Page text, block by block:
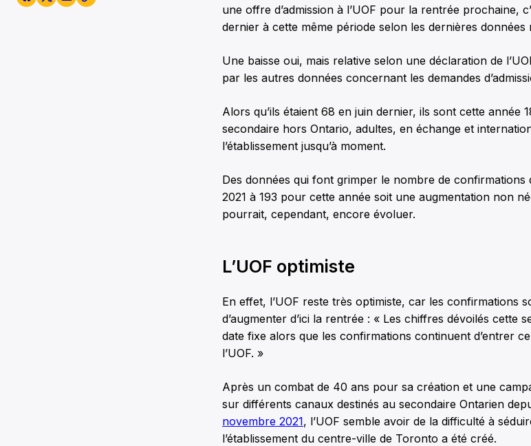
une offre d’admission à l’UOF pour la rentrée prochaine,
dernier à cette même période selon les dernières données
Une baisse oui, mais relative selon une déclaration de
par les autres données concernant les demandes
Alors qu’ils étaient 68 en juin dernier, ils sont cette année
secondaire hors Ontario, adultes, en échange et
l’établissement jusqu’à moment.
Des données qui font grimper le nombre de confirmations
2021 à 193 pour cette année soit une augmentation non
pourrait, cependant, encore évoluer.
L’UOF optimiste
En effet, l’UOF reste très optimiste, car les confirmations
d’augmenter d’ici la rentrée : « Les chiffres dévoilés cette
date fixe alors que les confirmations continuent d’entrer
l’UOF. »
Après un combat de 40 ans pour sa création et une
sur différents canaux destinés au secondaire Ontarien
novembre 2021, l’UOF semble avoir de la difficulté à
l’établissement du centre-ville de Toronto a été créé.